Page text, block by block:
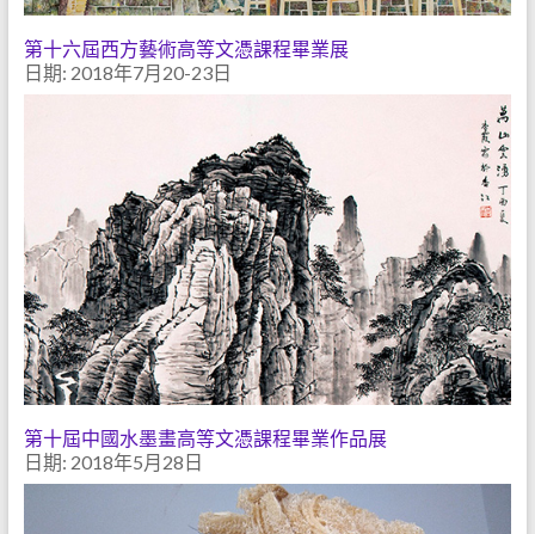
第十六屆西方藝術高等文憑課程畢業展
日期: 2018年7月20-23日
第十屆中國水墨畫高等文憑課程畢業作品展
日期: 2018年5月28日